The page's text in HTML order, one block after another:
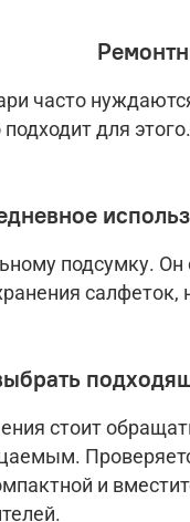
часто
для
подсумку.
стоит
и